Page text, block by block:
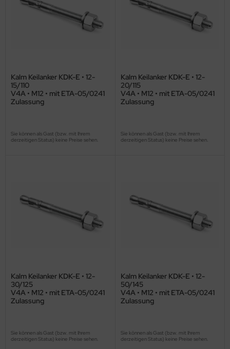
Kalm Keilanker KDK-E • 12-
15/110
V4A • M12 • mit ETA-05/0241
Zulassung
Sie können als Gast (bzw. mit Ihrem
derzeitigen Status) keine Preise sehen.
Kalm Keilanker KDK-E • 12-
20/115
V4A • M12 • mit ETA-05/0241
Zulassung
Sie können als Gast (bzw. mit Ihrem
derzeitigen Status) keine Preise sehen.
Kalm Keilanker KDK-E • 12-
30/125
V4A • M12 • mit ETA-05/0241
Zulassung
Sie können als Gast (bzw. mit Ihrem
derzeitigen Status) keine Preise sehen.
Kalm Keilanker KDK-E • 12-
50/145
V4A • M12 • mit ETA-05/0241
Zulassung
Sie können als Gast (bzw. mit Ihrem
derzeitigen Status) keine Preise sehen.